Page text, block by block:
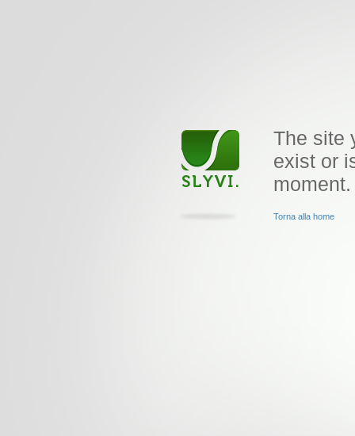
The site
exist or
moment.
Torna alla home